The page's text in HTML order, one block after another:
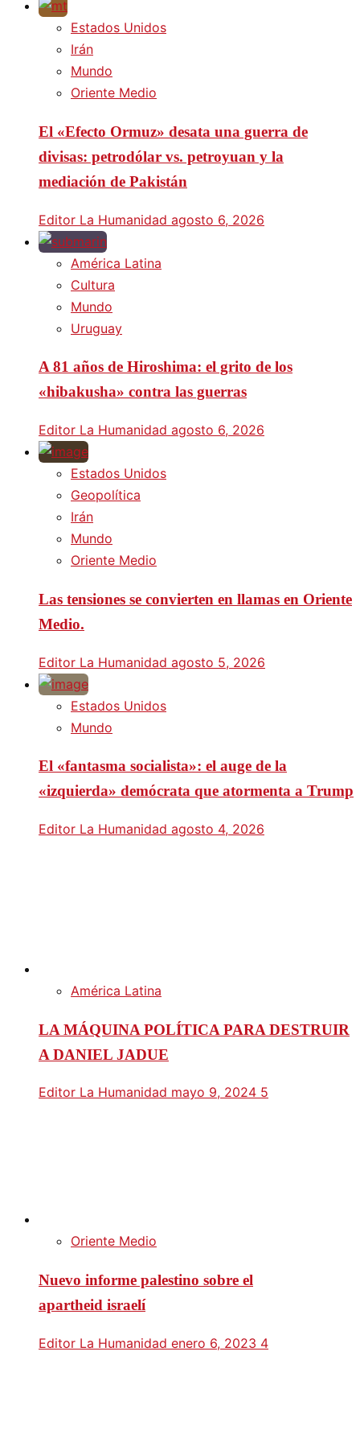
Estados Unidos
Irán
Mundo
Oriente Medio
El «Efecto Ormuz» desata una guerra de
divisas: petrodólar vs. petroyuan y la
mediación de Pakistán
Editor La Humanidad agosto 6, 2026
América Latina
Cultura
Mundo
Uruguay
A 81 años de Hiroshima: el grito de los
«hibakusha» contra las guerras
Editor La Humanidad agosto 6, 2026
Estados Unidos
Geopolítica
Irán
Mundo
Oriente Medio
Las tensiones se convierten en llamas en Oriente
Medio.
Editor La Humanidad agosto 5, 2026
Estados Unidos
Mundo
El «fantasma socialista»: el auge de la
«izquierda» demócrata que atormenta a Trump
Editor La Humanidad agosto 4, 2026
América Latina
LA MÁQUINA POLÍTICA PARA DESTRUIR
A DANIEL JADUE
Editor La Humanidad mayo 9, 2024 5
Oriente Medio
Nuevo informe palestino sobre el
apartheid israelí
Editor La Humanidad enero 6, 2023 4